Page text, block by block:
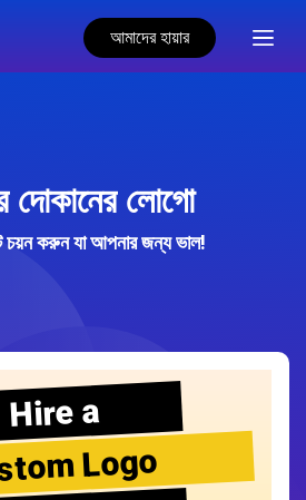
আমাদের হায়ার
দোকানের লোগো
চয়ন করুন যা আপনার জন্য ভাল!
Hire a
Logo